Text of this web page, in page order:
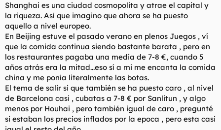
Shanghai es una ciudad cosmopolita y atrae el capital y
la riqueza. Así que imagino que ahora se ha puesto
aquello a nivel europeo.
En Beijing estuve el pasado verano en plenos Juegos , ví
que la comida continua siendo bastante barata , pero en
los restaurantes pagaba una media de 7-8 €, cuando 5
años atrás era la mitad...eso sí a mi me encanta la comida
china y me ponía literalmente las botas.
El tema de salir si que también se ha puesto caro , al nivel
de Barcelona casi , cubatas a 7-8 € por Sanlitun , y algo
menos por Houhai , pero también igual de caro , pregunté
si estaban los precios inflados por la epoca , pero esta casi